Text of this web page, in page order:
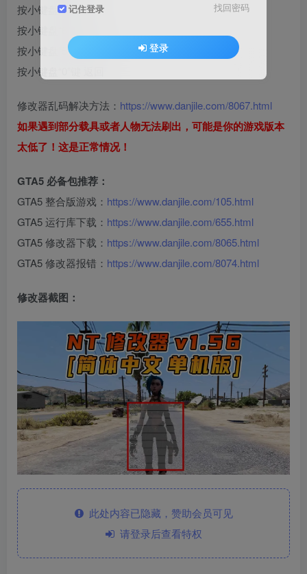
按小键盘“4”键 左
按小键盘“6”键 右
按小键盘“5”键 确定
按小键盘“0”键 返回
修改器乱码解决方法： https://www.danjile.com/8067.html
如果遇到部分载具或者人物无法刷出，可能是你的游戏版本
太低了！这是正常情况！
GTA5 必备包推荐：
GTA5 整合版游戏： https://www.danjile.com/105.html
GTA5 运行库下载： https://www.danjile.com/655.html
GTA5 修改器下载： https://www.danjile.com/8065.html
GTA5 修改器报错： https://www.danjile.com/8074.html
修改器截图：
此处内容已隐藏，赞助会员可见
请登录后查看特权
记住登录 找回密码
登录